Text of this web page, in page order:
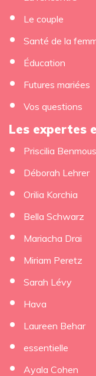
Le couple
Santé de la
Éducation
Futures mariées
Vos questions
Les expertes
Priscilia
Déborah Lehrer
Orilia Korchia
Bella Schwarz
Mariacha Drai
Miriam Peretz
Sarah Lévy
Hava
Laureen Behar
essentielle
Ayala Cohen